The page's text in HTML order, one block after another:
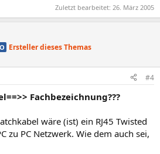
Zuletzt bearbeitet: 26. März 2005
Ersteller dieses Themas
#4
Fachbezeichnung???
wäre (ist) ein RJ45 Twisted
zu PC Netzwerk. Wie dem auch sei,